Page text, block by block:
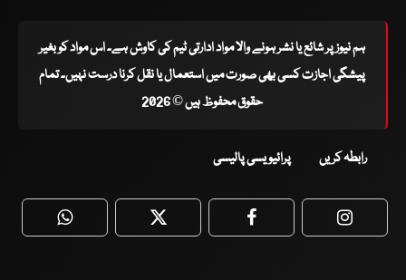
ہم نیوز پر شائع یا نشر ہونے والا مواد ادارتی ٹیم کی کاوش ہے۔ اس مواد کو بغیر
پیشگی اجازت کسی بھی صورت میں استعمال یا نقل کرنا درست نہیں۔ تمام
حقوق محفوظ ہیں © 2026
رابطہ کریں پرائیویسی پالیسی
WhatsApp Twitter Facebook